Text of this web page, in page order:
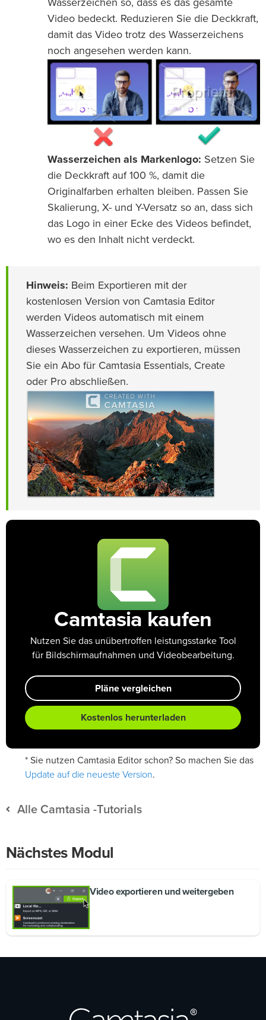
Wasserzeichen so, dass es das gesamte
Video bedeckt. Reduzieren Sie die Deckkraft,
damit das Video trotz des Wasserzeichens
noch angesehen werden kann.
Wasserzeichen als Markenlogo: Setzen Sie
die Deckkraft auf 100 %, damit die
Originalfarben erhalten bleiben. Passen Sie
Skalierung, X- und Y-Versatz so an, dass sich
das Logo in einer Ecke des Videos befindet,
wo es den Inhalt nicht verdeckt.
Hinweis: Beim Exportieren mit der
kostenlosen Version von Camtasia Editor
werden Videos automatisch mit einem
Wasserzeichen versehen. Um Videos ohne
dieses Wasserzeichen zu exportieren, müssen
Sie ein Abo für Camtasia Essentials, Create
oder Pro abschließen.
Camtasia kaufen
Nutzen Sie das unübertroffen leistungsstarke Tool
für Bildschirmaufnahmen und Videobearbeitung.
Pläne vergleichen
Kostenlos herunterladen
* Sie nutzen Camtasia Editor schon? So machen Sie das
Update auf die neueste Version.
Alle Camtasia -Tutorials
Nächstes Modul
Video exportieren und weitergeben